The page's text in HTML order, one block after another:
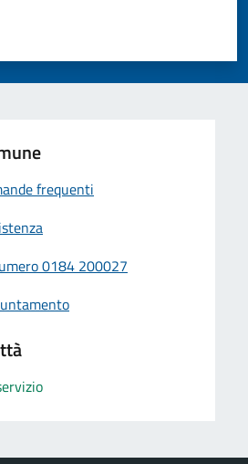
stelle su 5
su 5
5
frequenti
0184 200027